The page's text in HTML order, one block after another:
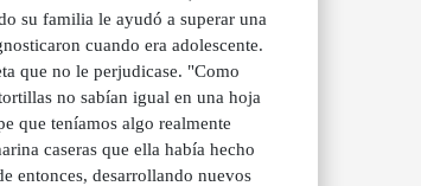
su familia le ayudó a superar una
cuando era adolescente.
que no le perjudicase. "Como
no sabían igual en una hoja
que teníamos algo realmente
caseras que ella había hecho
entonces, desarrollando nuevos